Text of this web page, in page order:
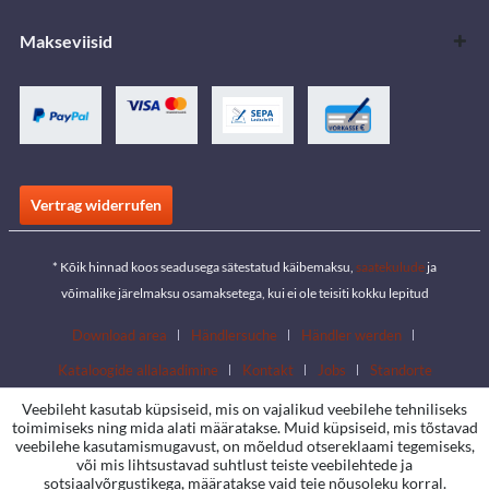
Makseviisid
Vertrag widerrufen
* Kõik hinnad koos seadusega sätestatud käibemaksu, saatekulude ja
võimalike järelmaksu osamaksetega, kui ei ole teisiti kokku lepitud
Download area Händlersuche
Händler werden
Kataloogide allalaadimine
Kontakt Jobs Standorte
Veebileht kasutab küpsiseid, mis on vajalikud veebilehe tehniliseks
toimimiseks ning mida alati määratakse. Muid küpsiseid, mis tõstavad
veebilehe kasutamismugavust, on mõeldud otsereklaami tegemiseks,
või mis lihtsustavad suhtlust teiste veebilehtede ja
sotsiaalvõrgustikega, määratakse vaid teie nõusoleku korral.